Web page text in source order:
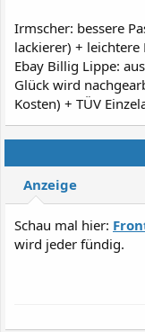
Irmscher: bessere
lackierer) + leichtere
Ebay Billig Lippe:
Glück wird
Kosten) + TÜV
Anzeige
Schau mal hier:
wird jeder fündig.